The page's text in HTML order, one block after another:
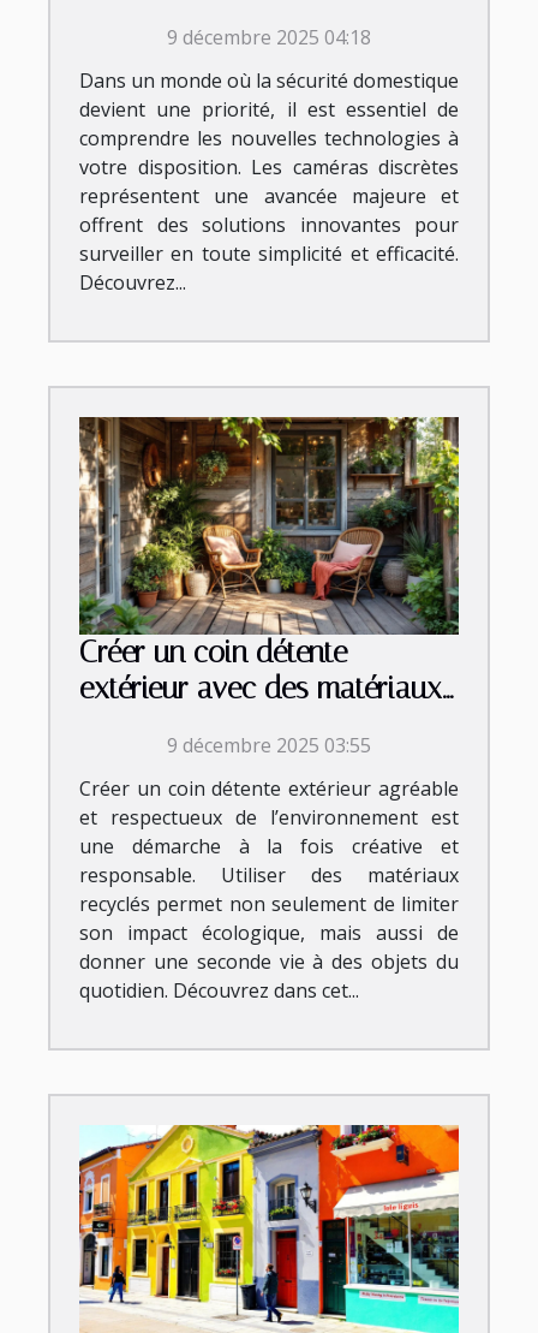
9 décembre 2025 04:18
Dans un monde où la sécurité domestique
devient une priorité, il est essentiel de
comprendre les nouvelles technologies à
votre disposition. Les caméras discrètes
représentent une avancée majeure et
offrent des solutions innovantes pour
surveiller en toute simplicité et efficacité.
Découvrez...
Créer un coin détente
extérieur avec des matériaux
9 décembre 2025 03:55
Créer un coin détente extérieur agréable
et respectueux de l’environnement est
une démarche à la fois créative et
responsable. Utiliser des matériaux
recyclés permet non seulement de limiter
son impact écologique, mais aussi de
donner une seconde vie à des objets du
quotidien. Découvrez dans cet...